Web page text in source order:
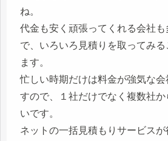
ね。
代金も安く頑張ってくれる会社
で、いろいろ見積りを取ってみ
ます。
忙しい時期だけは料金が強気な会
すので、１社だけでなく複数社
いです。
ネットの一括見積もりサービスが